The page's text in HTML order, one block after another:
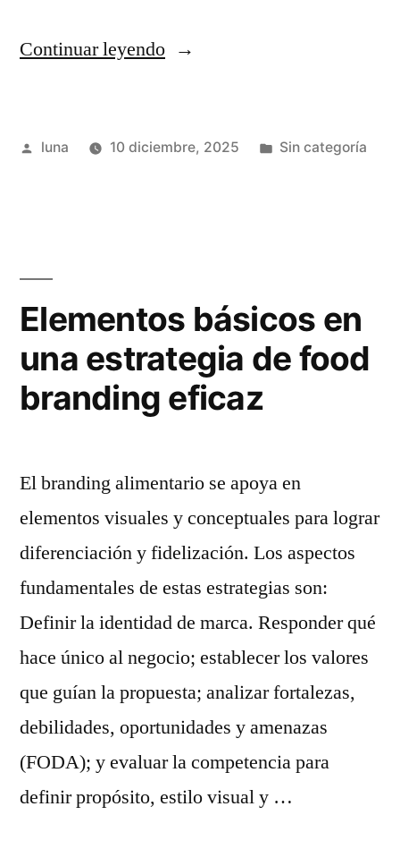
Continuar leyendo“Control
del
Publicado
luna 10 diciembre, 2025
Publicada
Sin categoría
Elementos básicos en
una estrategia de food
branding eficaz
El branding alimentario se apoya en
elementos visuales y conceptuales para lograr
diferenciación y fidelización. Los aspectos
fundamentales de estas estrategias son:
Definir la identidad de marca. Responder qué
hace único al negocio; establecer los valores
que guían la propuesta; analizar fortalezas,
debilidades, oportunidades y amenazas
(FODA); y evaluar la competencia para
definir propósito, estilo visual y …